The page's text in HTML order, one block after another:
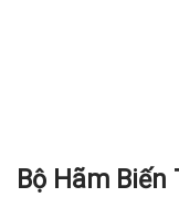
Bộ Hãm Biến